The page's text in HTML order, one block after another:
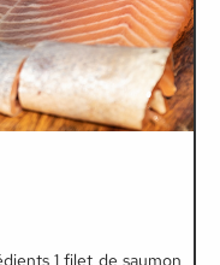
1 filet de saumon